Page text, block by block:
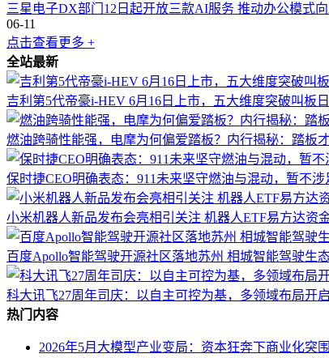
三星电子DX部门12日起开放三款AI服务 推动办公模式
06-11
点击查看更多 +
全站最新
吉利第5代帝豪i-HEV 6月16日上市，五大维度突破叫板
燃油跨骑性能强，电摩为何偏爱踏板？内行揭秘：踏板
保时捷CEO明确表态：911未来坚守燃油与混动，暂不
小米机器人新品发布会亮相引关注 机器人ETF易方达资
百度Apollo智能驾驶开源社区落地苏州 相城智能驾驶生
科大讯飞27周年司庆：以自主可控为基，多领域布局开
热门内容
2026年5月大模型产业变局：资本狂奔下商业化突